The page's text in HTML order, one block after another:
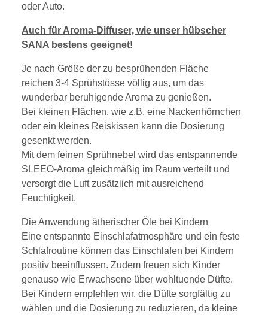
oder Auto.
Auch für Aroma-Diffuser, wie unser hübscher
SANA bestens geeignet!
Je nach Größe der zu besprühenden Fläche
reichen 3-4 Sprühstösse völlig aus, um das
wunderbar beruhigende Aroma zu genießen.
Bei kleinen Flächen, wie z.B. eine Nackenhörnchen
oder ein kleines Reiskissen kann die Dosierung
gesenkt werden.
Mit dem feinen Sprühnebel wird das entspannende
SLEEO-Aroma gleichmäßig im Raum verteilt und
versorgt die Luft zusätzlich mit ausreichend
Feuchtigkeit.
Die Anwendung ätherischer Öle bei Kindern
Eine entspannte Einschlafatmosphäre und ein feste
Schlafroutine können das Einschlafen bei Kindern
positiv beeinflussen. Zudem freuen sich Kinder
genauso wie Erwachsene über wohltuende Düfte.
Bei Kindern empfehlen wir, die Düfte sorgfältig zu
wählen und die Dosierung zu reduzieren, da kleine